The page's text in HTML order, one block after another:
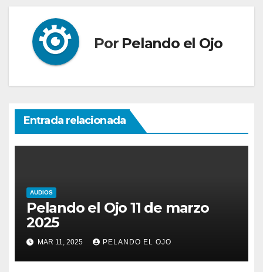
Por Pelando el Ojo
Entrada relacionada
AUDIOS
Pelando el Ojo 11 de marzo
2025
MAR 11, 2025 PELANDO EL OJO